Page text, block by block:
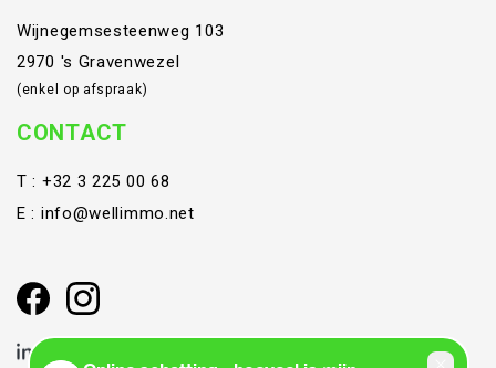
Wijnegemsesteenweg 103
2970 's Gravenwezel
(enkel op afspraak)
CONTACT
T : +32 3 225 00 68
E : info@wellimmo.net